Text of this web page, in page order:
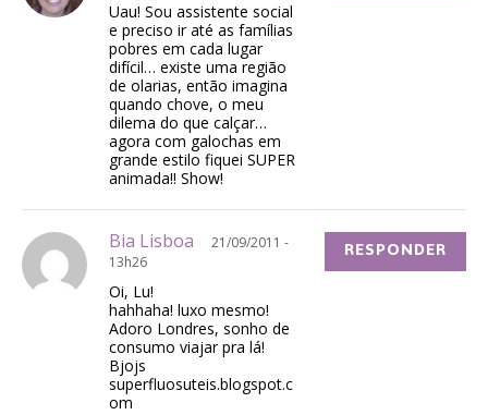
Uau! Sou assistente social
e preciso ir até as famílias
pobres em cada lugar
difícil… existe uma região
de olarias, então imagina
quando chove, o meu
dilema do que calçar…
agora com galochas em
grande estilo fiquei SUPER
animada!! Show!
Bia Lisboa
21/09/2011 -
13h26
Oi, Lu!
hahhaha! luxo mesmo!
Adoro Londres, sonho de
consumo viajar pra lá!
Bjojs
superfluosuteis.blogspot.c
om
RESPONDER